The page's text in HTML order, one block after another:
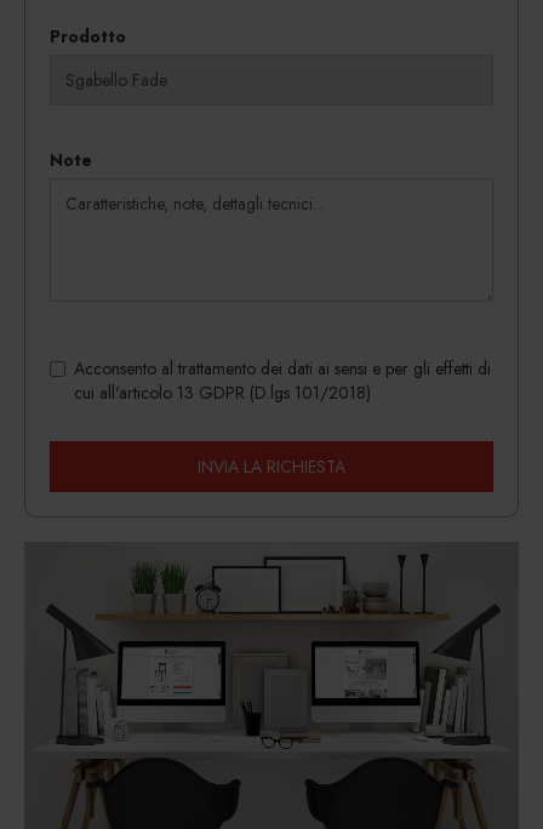
Prodotto
Note
Acconsento al trattamento dei dati ai sensi e per gli effetti di
cui all'articolo 13 GDPR (D.lgs 101/2018)
INVIA LA RICHIESTA